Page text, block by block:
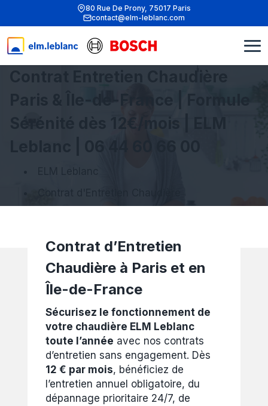
80 Rue De Prony, 75017 Paris
contact@elm-leblanc.com
Contrat d’Entretien
Chaudière à Paris et en
Île-de-France
Sécurisez le fonctionnement de
votre chaudière ELM Leblanc
toute l’année avec nos contrats
d’entretien sans engagement. Dès
12 € par mois, bénéficiez de
l’entretien annuel obligatoire, du
dépannage prioritaire 24/7, de